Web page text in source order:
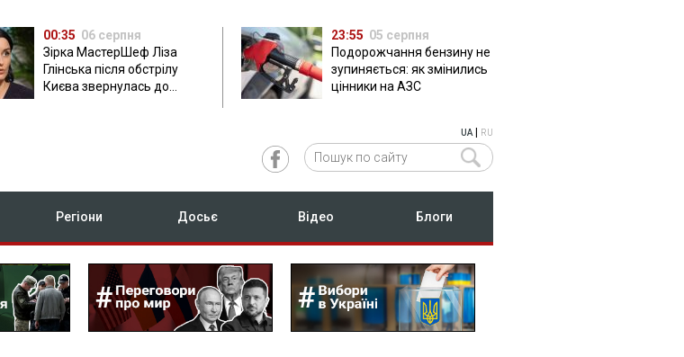
00:35 06 серпня
Зірка МастерШеф Ліза
Глінська після обстрілу
Києва звернулась до
23:55 05 серпня
Подорожчання бензину не
зупиняється: як змінились
цінники на АЗС
UA| RU
Регіони Досьє Відео Блоги